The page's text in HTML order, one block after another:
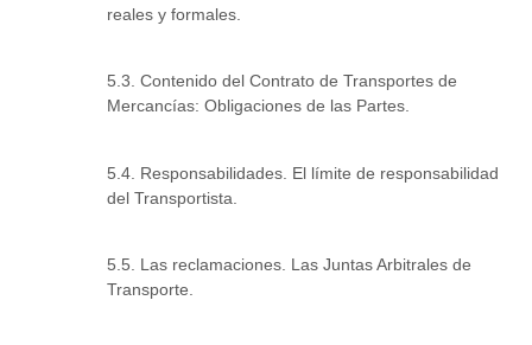
reales y formales.
5.3. Contenido del Contrato de Transportes de
Mercancías: Obligaciones de las Partes.
5.4. Responsabilidades. El límite de responsabilidad
del Transportista.
5.5. Las reclamaciones. Las Juntas Arbitrales de
Transporte.